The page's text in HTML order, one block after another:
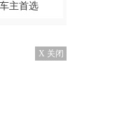
主首选
X 关闭